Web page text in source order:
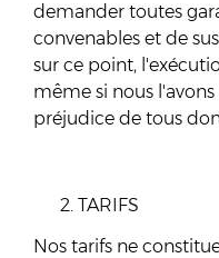
demander toutes
convenables et de
sur ce point,
même si nous
préjudice de tous
TARIFS
Nos tarifs ne